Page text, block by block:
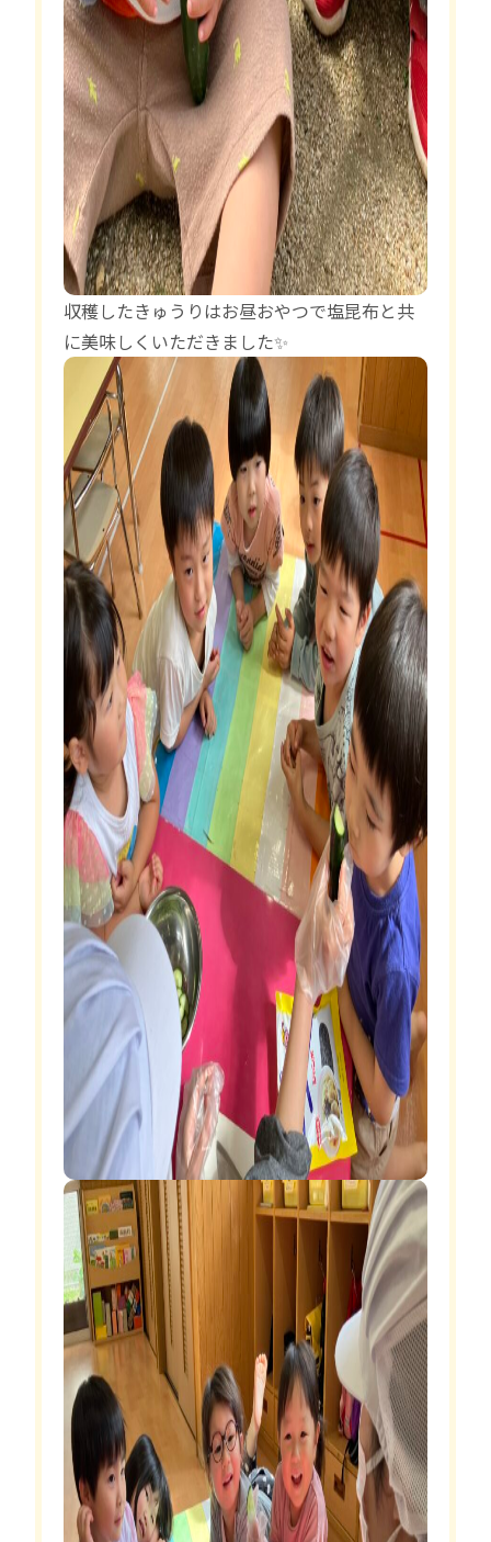
収穫したきゅうりはお昼おやつで塩昆布と共
に美味しくいただきました✨